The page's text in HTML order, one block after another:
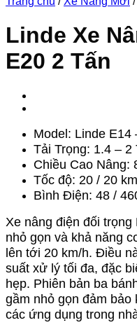
Linde Xe
E20 2 Tấn
Model: Linde E14
Tải Trọng: 1.4 – 2
Chiều Cao Nâng:
Tốc độ: 20 / 20
Bình Điện: 48 /
Xe nâng điện đối
nhỏ gọn và khả năng
lên tới 20 km/h. Điều
suất xử lý tối đa, đặc
hẹp. Phiên bản ba
gầm nhỏ gọn đảm
các ứng dụng trong